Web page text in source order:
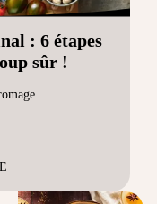
: 6 étapes
sûr !